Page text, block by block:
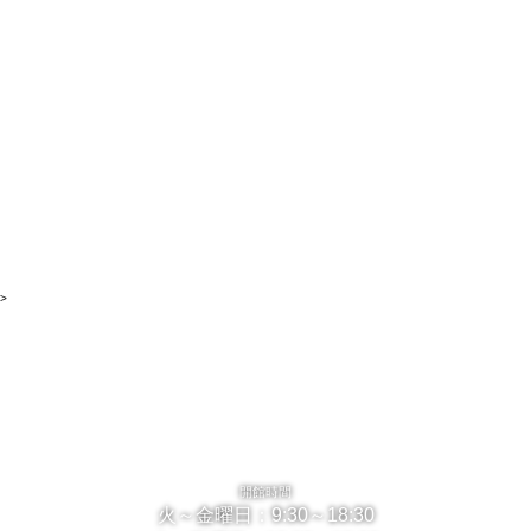
>
開館時間
火～金曜日：9:30～18:30